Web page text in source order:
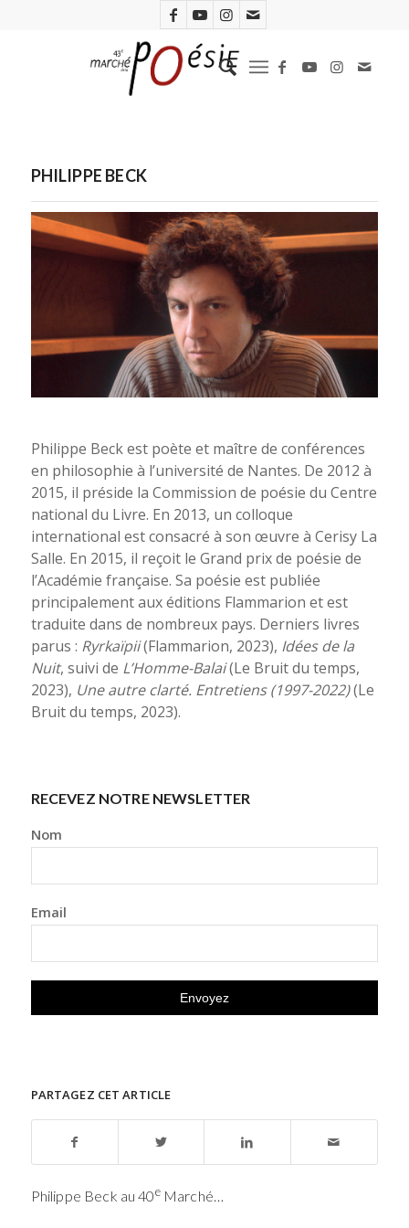
PHILIPPE BECK
Philippe Beck. Photo Philippe Matsas-Opale-Leemage-Flammarion
Philippe Beck est poète et maître de conférences
en philosophie à l’université de Nantes. De 2012 à
2015, il préside la Commission de poésie du Centre
national du Livre. En 2013, un colloque
international est consacré à son œuvre à Cerisy La
Salle. En 2015, il reçoit le Grand prix de poésie de
l’Académie française. Sa poésie est publiée
principalement aux éditions Flammarion et est
traduite dans de nombreux pays. Derniers livres
parus : Ryrkaïpii(Flammarion, 2023), Idées de la
Nuit, suivi de L’Homme-Balai(Le Bruit du temps,
2023), Une autre clarté. Entretiens (1997-2022)(Le
Bruit du temps, 2023).
RECEVEZ NOTRE NEWSLETTER
Nom
Email
PARTAGEZ CET ARTICLE
Philippe Beck au 40eMarché…